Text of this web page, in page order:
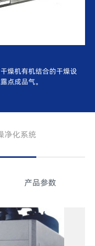
燥机有机结合的干燥设
点成品气。
净化系统
产品参数